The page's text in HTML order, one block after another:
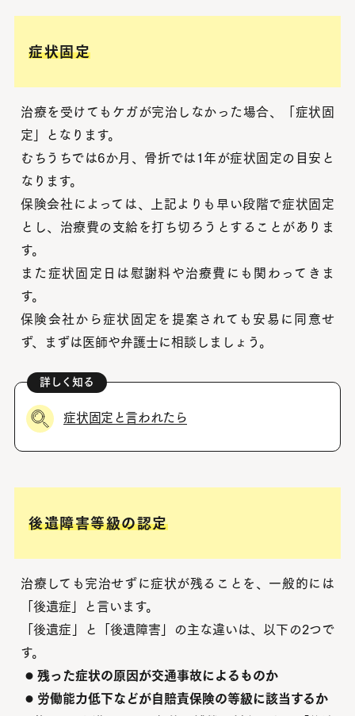
症状固定
治療を受けてもケガが完治しなかった場合、「症状固
定」となります。
むちうちでは6か月、骨折では1年が症状固定の目安と
なります。
保険会社によっては、上記よりも早い段階で症状固定
とし、治療費の支給を打ち切ろうとすることがありま
す。
また症状固定日は慰謝料や治療費にも関わってきま
す。
保険会社から症状固定を提案されても安易に同意せ
ず、まずは医師や弁護士に相談しましょう。
症状固定と言われたら
後遺障害等級の認定
治療しても完治せずに症状が残ることを、一般的には
「後遺症」と言います。
「後遺症」と「後遺障害」の主な違いは、以下の2つで
す。
● 残った症状の原因が交通事故によるものか
● 労働能力低下などが自賠責保険の等級に該当するか